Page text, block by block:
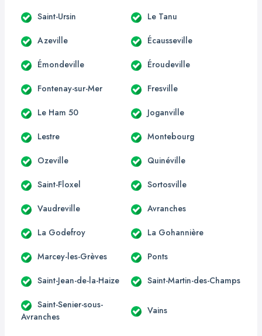
Saint-Ursin Le Tanu
Azeville Écausseville
Émondeville Éroudeville
Fontenay-sur-Mer Fresville
Le Ham 50 Joganville
Lestre Montebourg
Ozeville Quinéville
Saint-Floxel Sortosville
Vaudreville Avranches
La Godefroy La Gohannière
Marcey-les-Grèves Ponts
Saint-Jean-de-la-Haize Saint-Martin-des-Champs
Saint-Senier-sous-
Avranches
Vains